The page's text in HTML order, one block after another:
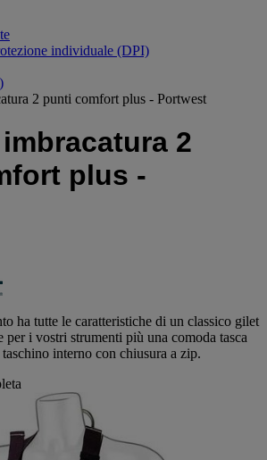
individuale (DPI)
2 punti comfort plus - Portwest
2
plus -
ha tutte le caratteristiche di un classico gilet
per i vostri strumenti più una comoda tasca
interno con chiusura a zip.